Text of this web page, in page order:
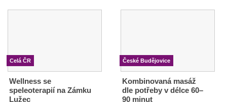
Celá ČR
Wellness se
speleoterapií na Zámku
Lužec
České Budějovice
Kombinovaná masáž
dle potřeby v délce 60–
90 minut